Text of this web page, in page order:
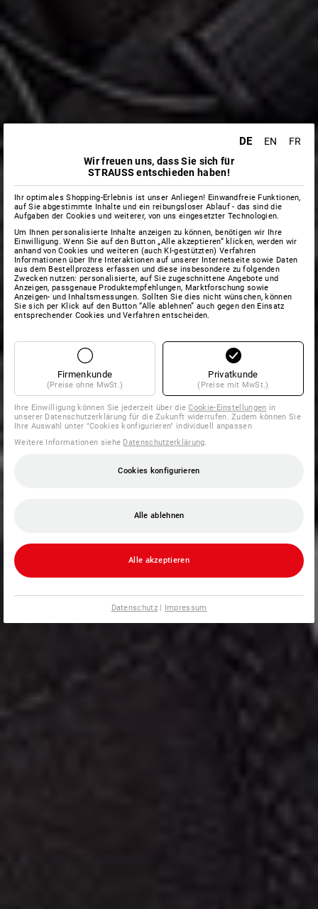
DE EN
FR
Wir freuen uns, dass Sie sich für
STRAUSS entschieden haben!
Ihr optimales Shopping-Erlebnis ist unser Anliegen! Einwandfreie Funktionen,
auf Sie abgestimmte Inhalte und ein reibungsloser Ablauf - das sind die
Aufgaben der Cookies und weiterer, von uns eingesetzter Technologien.
Um Ihnen personalisierte Inhalte anzeigen zu können, benötigen wir Ihre
Einwilligung. Wenn Sie auf den Button „Alle akzeptieren“ klicken, werden wir
anhand von Cookies und weiteren (auch KI-gestützten) Verfahren
Informationen über Ihre Interaktionen auf unserer Internetseite sowie Daten
aus dem Bestellprozess erfassen und diese insbesondere zu folgenden
Zwecken nutzen: personalisierte, auf Sie zugeschnittene Angebote und
Anzeigen, passgenaue Produktempfehlungen, Marktforschung sowie
Anzeigen- und Inhaltsmessungen. Sollten Sie dies nicht wünschen, können
Sie sich per Klick auf den Button “Alle ablehnen” auch gegen den Einsatz
entsprechender Cookies und Verfahren entscheiden.
Firmenkunde
(Preise ohne MwSt.)
Privatkunde
(Preise mit MwSt.)
Ihre Einwilligung können Sie jederzeit über dieCookie-Einstellungen in
unserer Datenschutzerklärung für die Zukunft widerrufen. Zudem können Sie
Ihre Auswahl unter "Cookies konfigurieren" individuell anpassen
Weitere Informationen siehe Datenschutzerklärung
Cookies konfigurieren
Alle ablehnen
Alle akzeptieren
Datenschutz| Impressum